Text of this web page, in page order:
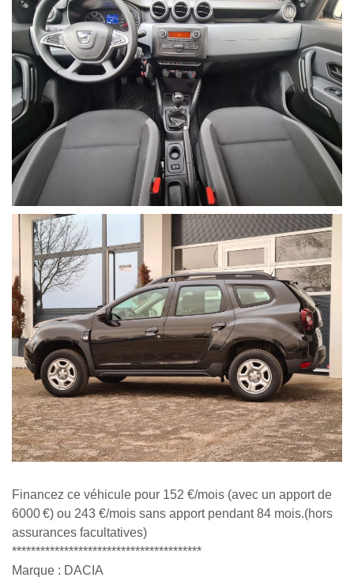
Financez ce véhicule pour 152 €/mois (avec un apport de
6000 €) ou 243 €/mois sans apport pendant 84 mois.(hors
assurances facultatives)
****************************************
Marque : DACIA